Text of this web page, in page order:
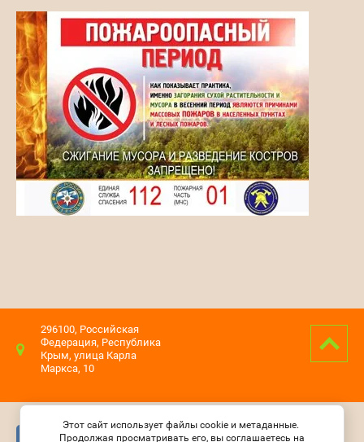
296100, Российская
Федерация, Республика
Крым, улица Карла
Маркса, 10
Этот сайт использует файлы cookie и метаданные.
Продолжая просматривать его, вы соглашаетесь на